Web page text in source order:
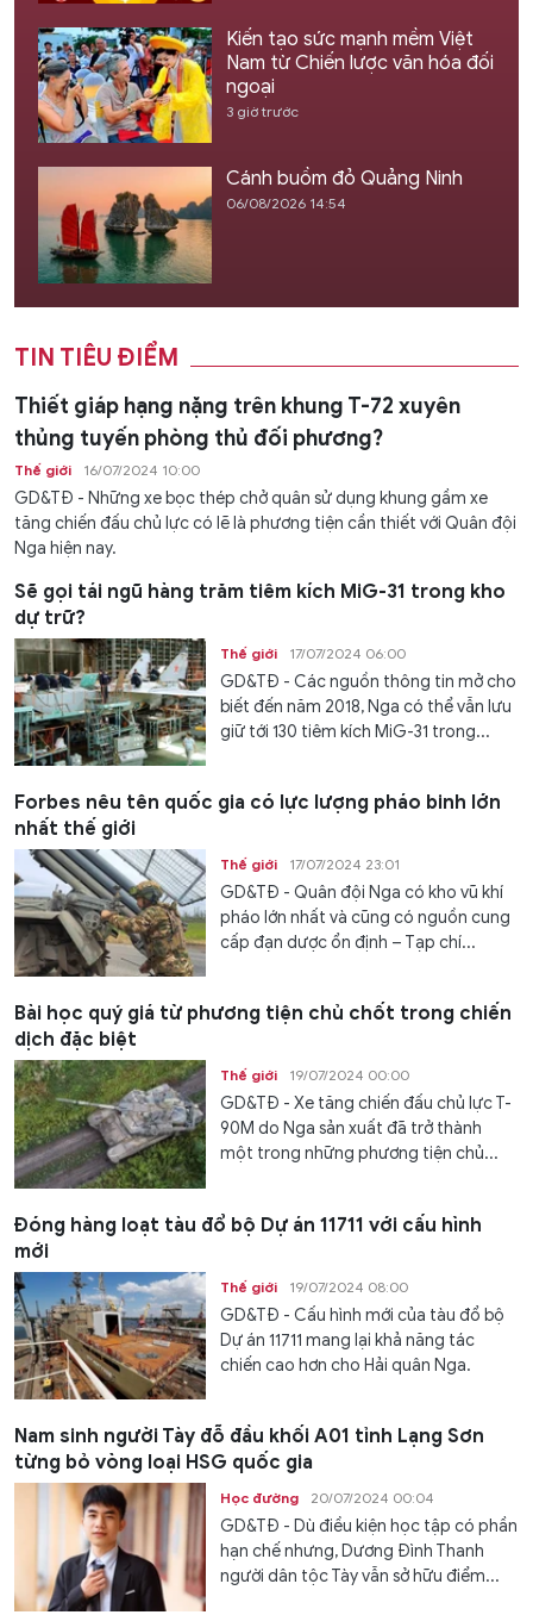
Kiến tạo sức mạnh mềm Việt
Nam từ Chiến lược văn hóa đối
ngoại
3 giờ trước
Cánh buồm đỏ Quảng Ninh
06/08/2026 14:54
TIN TIÊU ĐIỂM
Thiết giáp hạng nặng trên khung T-72 xuyên
thủng tuyến phòng thủ đối phương?
Thế giới 16/07/2024 10:00
GD&TĐ - Những xe bọc thép chở quân sử dụng khung gầm xe
tăng chiến đấu chủ lực có lẽ là phương tiện cần thiết với Quân đội
Nga hiện nay.
Sẽ gọi tái ngũ hàng trăm tiêm kích MiG-31 trong kho
dự trữ?
Thế giới 17/07/2024 06:00
GD&TĐ - Các nguồn thông tin mở cho
biết đến năm 2018, Nga có thể vẫn lưu
giữ tới 130 tiêm kích MiG-31 trong...
Forbes nêu tên quốc gia có lực lượng pháo binh lớn
nhất thế giới
Thế giới 17/07/2024 23:01
GD&TĐ - Quân đội Nga có kho vũ khí
pháo lớn nhất và cũng có nguồn cung
cấp đạn dược ổn định – Tạp chí...
Bài học quý giá từ phương tiện chủ chốt trong chiến
dịch đặc biệt
Thế giới 19/07/2024 00:00
GD&TĐ - Xe tăng chiến đấu chủ lực T-
90M do Nga sản xuất đã trở thành
một trong những phương tiện chủ...
Đóng hàng loạt tàu đổ bộ Dự án 11711 với cấu hình
mới
Thế giới 19/07/2024 08:00
GD&TĐ - Cấu hình mới của tàu đổ bộ
Dự án 11711 mang lại khả năng tác
chiến cao hơn cho Hải quân Nga.
Nam sinh người Tày đỗ đầu khối A01 tỉnh Lạng Sơn
từng bỏ vòng loại HSG quốc gia
Học đường 20/07/2024 00:04
GD&TĐ - Dù điều kiện học tập có phần
hạn chế nhưng, Dương Đình Thanh
người dân tộc Tày vẫn sở hữu điểm...